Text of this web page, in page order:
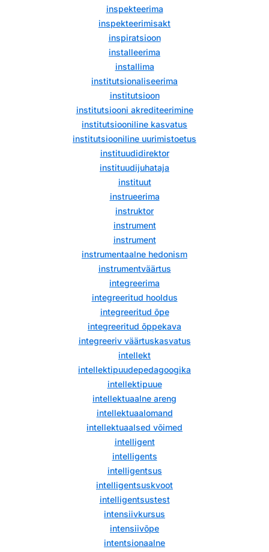
inspekteerima
inspekteerimisakt
inspiratsioon
installeerima
installima
institutsionaliseerima
institutsioon
institutsiooni akrediteerimine
institutsiooniline kasvatus
institutsiooniline uurimistoetus
instituudidirektor
instituudijuhataja
instituut
instrueerima
instruktor
instrument
instrument
instrumentaalne hedonism
instrumentväärtus
integreerima
integreeritud hooldus
integreeritud õpe
integreeritud õppekava
integreeriv väärtuskasvatus
intellekt
intellektipuudepedagoogika
intellektipuue
intellektuaalne areng
intellektuaalomand
intellektuaalsed võimed
intelligent
intelligents
intelligentsus
intelligentsuskvoot
intelligentsustest
intensiivkursus
intensiivõpe
intentsionaalne